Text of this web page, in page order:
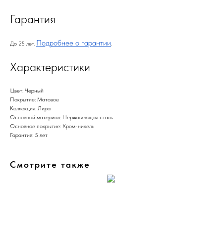
Гарантия
До 25 лет. Подробнее о гарантии.
Характеристики
Цвет: Черный
Покрытие: Матовое
Коллекция: Лира
Основной материал: Нержавеющая сталь
Основное покрытие: Хром-никель
Гарантия: 5 лет
Смотрите также